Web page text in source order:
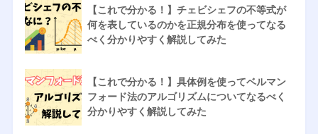
【これで分かる！】チェビシェフの不等式が
何を表しているのかを正規分布を使ってなる
べく分かりやすく解説してみた
【これで分かる！】具体例を使ってベルマン
フォード法のアルゴリズムについてなるべく
分かりやすく解説してみた